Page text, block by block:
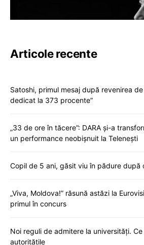
Articole recente
Satoshi, primul mesaj după revenirea de
dedicat la 373 procente”
„33 de ore în tăcere”: DARA și-a
un performance neobișnuit la Telenești
Copil de 5 ani, găsit viu în pădure după
„Viva, Moldova!” răsună astăzi la
primul în concurs
Noi reguli de admitere la universități.
autoritățile